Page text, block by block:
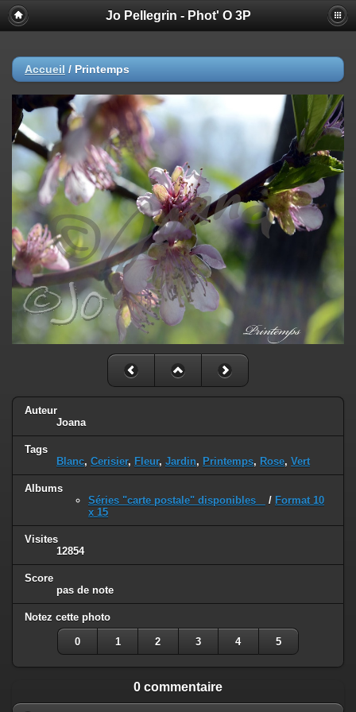
Jo Pellegrin - Phot' O 3P
Accueil / Printemps
Auteur
Joana
Tags
Blanc, Cerisier, Fleur, Jardin, Printemps, Rose, Vert
Albums
Séries "carte postale" disponibles
/ Format 10
x 15
Visites
12854
Score
pas de note
Notez cette photo
0 1 2 3 4 5
0 commentaire